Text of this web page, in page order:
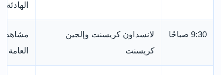
الهادئة
9:30 صباحًا
لانسداون كريسنت وإلجين
كريسنت
مشاهدة
العامة